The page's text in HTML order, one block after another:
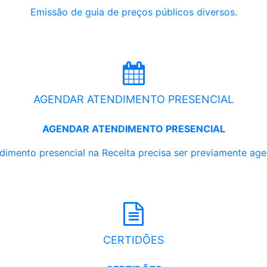
Emissão de guia de preços públicos diversos.
AGENDAR ATENDIMENTO PRESENCIAL
AGENDAR ATENDIMENTO PRESENCIAL
presencial na Receita precisa ser previamente
CERTIDÕES